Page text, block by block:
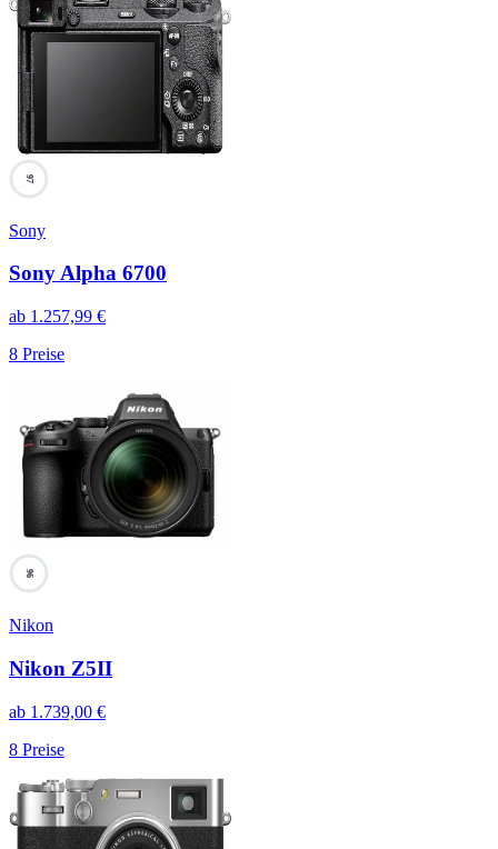
97
Sony
Sony Alpha 6700
ab 1.257,99 €
8 Preise
96
Nikon
Nikon Z5II
ab 1.739,00 €
8 Preise